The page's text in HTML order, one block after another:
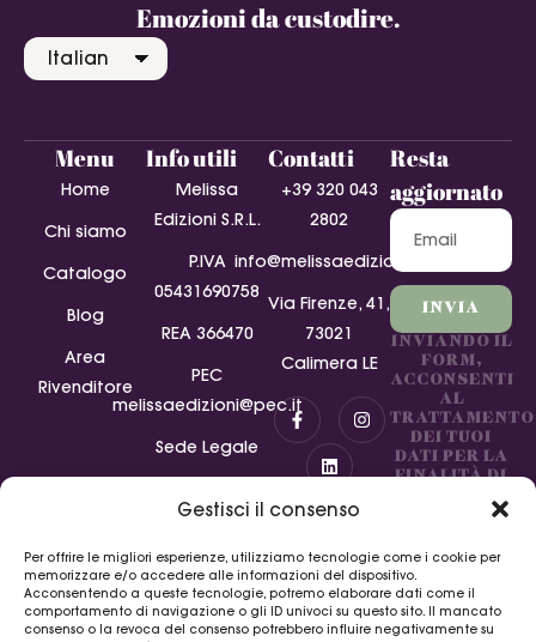
Gestisci il consenso
Per offrire le migliori esperienze, utilizziamo tecnologie come i cookie per
memorizzare e/o accedere alle informazioni del dispositivo.
Acconsentendo a queste tecnologie, potremo elaborare dati come il
comportamento di navigazione o gli ID univoci su questo sito. Il mancato
consenso o la revoca del consenso potrebbero influire negativamente su
Emozioni da custodire.
Menu
Home
Chi siamo
Catalogo
Blog
Area
Rivenditore
Info utili
Melissa
Edizioni S.R.L.
P.IVA‭
05431690758‬
REA 366470
PEC
melissaedizioni@pec.it
Sede Legale
vendita
Collaborazioni
Finanziamento
Regione
Contatti
+39 320 043
2802
info@melissaedizioni.it
Via Firenze, 41,
73021
Calimera LE
Resta
aggiornato
INVIA
INVIANDO IL
FORM,
ACCONSENTI
AL
TRATTAMENTO
DEI TUOI
DATI PER LA
FINALITÀ DI